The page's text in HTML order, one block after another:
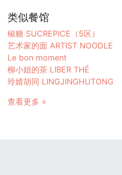
类似餐馆
椒糖 SUCREPICE（5区）
艺术家的面 ARTIST NOODLE
Le bon moment
柳小姐的茶 LIBER THÉ
玲婧胡同 LINGJINGHUTONG
查看更多 »